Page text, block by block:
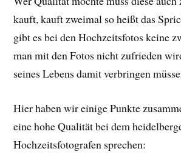
kauft, kauft zweimal so heißt das
gibt es bei den Hochzeitsfotos keine
man mit den Fotos nicht zufrieden
seines Lebens damit verbringen
Hier haben wir einige Punkte
eine hohe Qualität bei dem
Hochzeitsfotografen sprechen: